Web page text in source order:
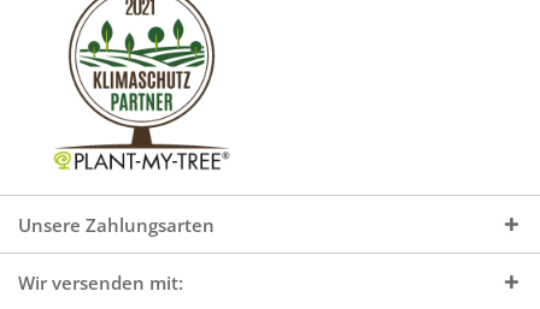
Unsere Zahlungsarten
Wir versenden mit: